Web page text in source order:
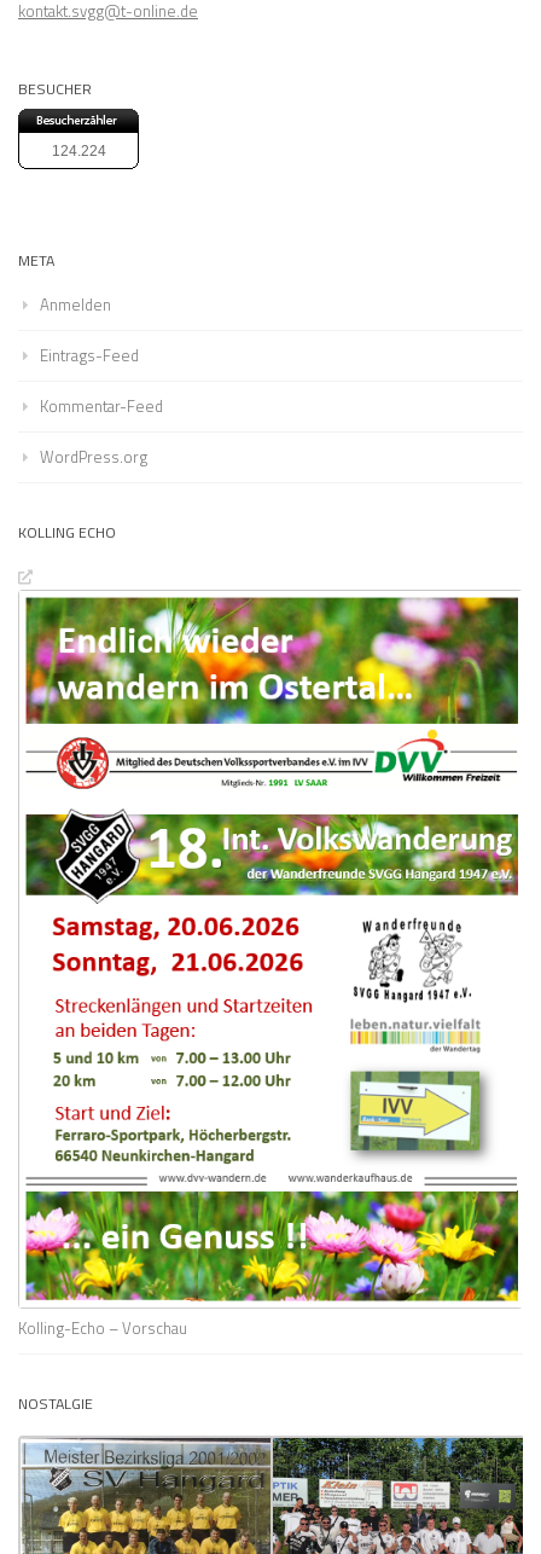
kontakt.svgg@t-online.de
BESUCHER
124.224
META
Anmelden
Eintrags-Feed
Kommentar-Feed
WordPress.org
KOLLING ECHO
Kolling-Echo – Vorschau
NOSTALGIE